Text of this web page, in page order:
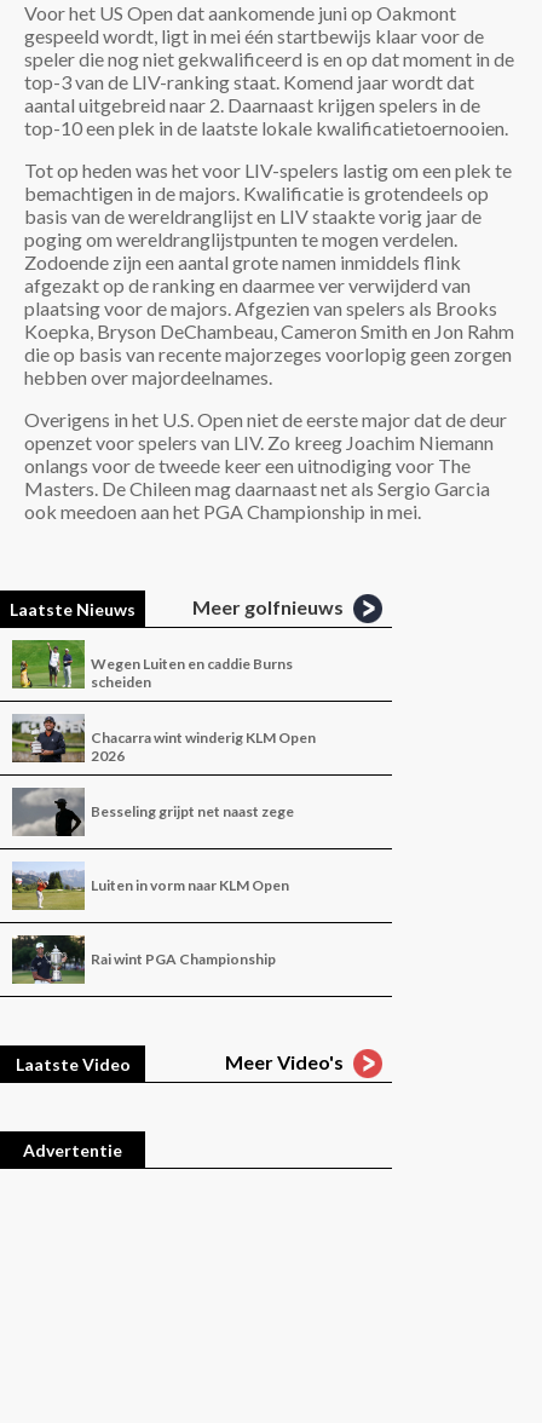
Voor het US Open dat aankomende juni op Oakmont
gespeeld wordt, ligt in mei één startbewijs klaar voor de
speler die nog niet gekwalificeerd is en op dat moment in de
top-3 van de LIV-ranking staat. Komend jaar wordt dat
aantal uitgebreid naar 2. Daarnaast krijgen spelers in de
top-10 een plek in de laatste lokale kwalificatietoernooien.
Tot op heden was het voor LIV-spelers lastig om een plek te
bemachtigen in de majors. Kwalificatie is grotendeels op
basis van de wereldranglijst en LIV staakte vorig jaar de
poging om wereldranglijstpunten te mogen verdelen.
Zodoende zijn een aantal grote namen inmiddels flink
afgezakt op de ranking en daarmee ver verwijderd van
plaatsing voor de majors. Afgezien van spelers als Brooks
Koepka, Bryson DeChambeau, Cameron Smith en Jon Rahm
die op basis van recente majorzeges voorlopig geen zorgen
hebben over majordeelnames.
Overigens in het U.S. Open niet de eerste major dat de deur
openzet voor spelers van LIV. Zo kreeg Joachim Niemann
onlangs voor de tweede keer een uitnodiging voor The
Masters. De Chileen mag daarnaast net als Sergio Garcia
ook meedoen aan het PGA Championship in mei.
Laatste Nieuws Meer golfnieuws
Wegen Luiten en caddie Burns
scheiden
Chacarra wint winderig KLM Open
2026
Besseling grijpt net naast zege
Luiten in vorm naar KLM Open
Rai wint PGA Championship
Laatste Video Meer Video's
Advertentie